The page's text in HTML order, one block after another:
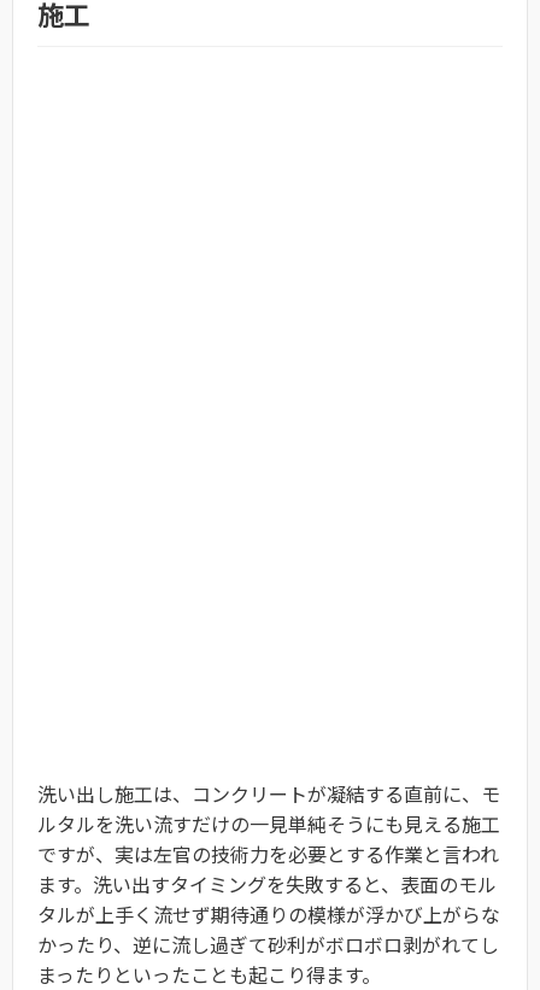
施工
洗い出し施工は、コンクリートが凝結する直前に、モ
ルタルを洗い流すだけの一見単純そうにも見える施工
ですが、実は左官の技術力を必要とする作業と言われ
ます。洗い出すタイミングを失敗すると、表面のモル
タルが上手く流せず期待通りの模様が浮かび上がらな
かったり、逆に流し過ぎて砂利がボロボロ剥がれてし
まったりといったことも起こり得ます。